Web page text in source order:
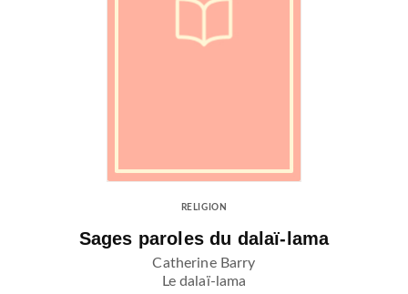
RELIGION
Sages paroles du dalaï-lama
Catherine Barry
Le dalaï-lama